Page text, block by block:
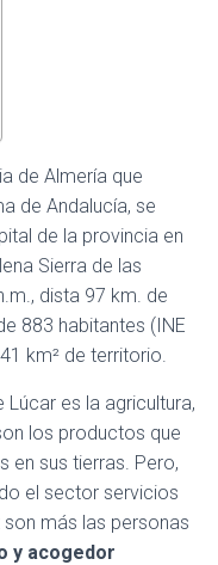
de Almería que
de Andalucía, se
de la provincia en
Sierra de las
dista 97 km. de
883 habitantes (INE
km² de territorio.
es la agricultura,
los productos que
en sus tierras. Pero,
el sector servicios
más las personas
y acogedor